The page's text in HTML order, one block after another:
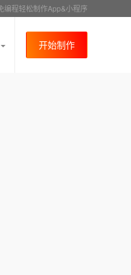
编程轻松制作App&小程序
开始制作